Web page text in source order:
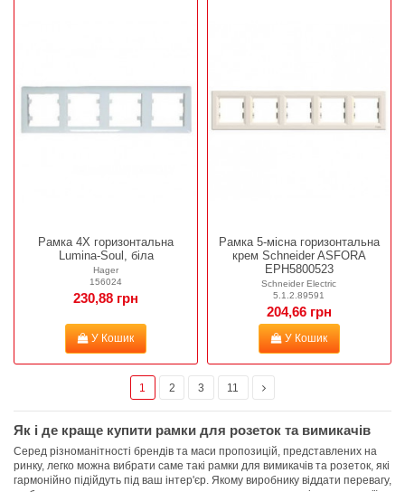
Рамка 4Х горизонтальна
Lumina-Soul, біла
Hager
156024
230,88 грн
У Кошик
Рамка 5-місна горизонтальна
крем Schneider ASFORA
EPH5800523
Schneider Electric
5.1.2.89591
204,66 грн
У Кошик
1 2 3 11
Як і де краще купити рамки для розеток та вимикачів
Серед різноманітності брендів та маси пропозицій, представлених на
ринку, легко можна вибрати саме такі рамки для вимикачів та розеток, які
гармонійно підійдуть під ваш інтер'єр. Якому виробнику віддати перевагу,